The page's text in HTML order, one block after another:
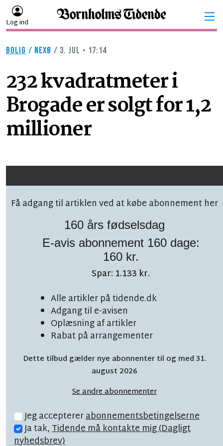
Log ind
BOLIG / NEXØ / 3. JUL • 17:14
232 kvadratmeter i
Brogade er solgt for 1,2
millioner
Få adgang til artiklen ved at købe abonnement her
160 års fødselsdag
E-avis abonnement 160 dage:
160 kr.
Spar: 1.133 kr.
Alle artikler på tidende.dk
Adgang til e-avisen
Oplæsning af artikler
Rabat på arrangementer
Dette tilbud gælder nye abonnenter til og med 31.
august 2026
Se andre abonnementer
Jeg acceptererabonnementsbetingelserne
Ja tak,Tidende må kontakte mig (Dagligt
nyhedsbrev)
LÆSETID 6 MIN.
Overvældende start:
'Vi er nærmest blevet
båret'